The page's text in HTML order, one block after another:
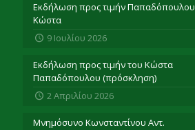
Εκδήλωση προς τιμήν Παπαδόπουλου
Κώστα
9 Ιουλίου 2026
Εκδήλωση προς τιμήν του Κώστα
Παπαδόπουλου (πρόσκληση)
2 Απριλίου 2026
Μνημόσυνο Κωνσταντίνου Αντ.